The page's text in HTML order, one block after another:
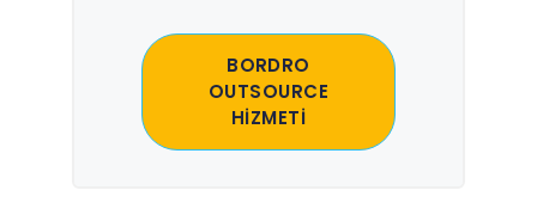
BORDRO
OUTSOURCE
HİZMETİ